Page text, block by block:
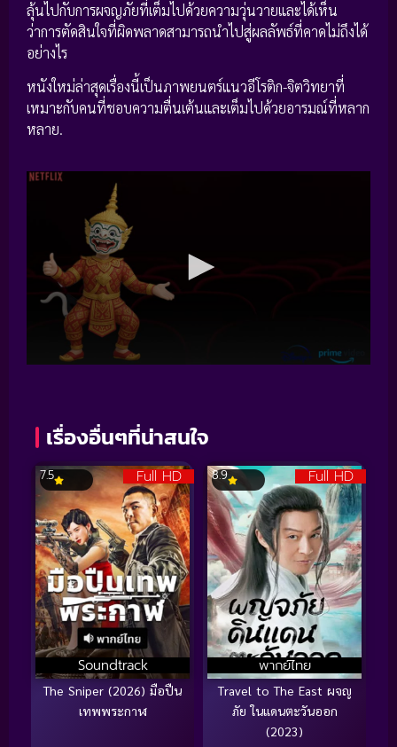
ลุ้นไปกับการผจญภัยที่เต็มไปด้วยความวุ่นวายและได้เห็น
ว่าการตัดสินใจที่ผิดพลาดสามารถนำไปสู่ผลลัพธ์ที่คาดไม่ถึงได้
อย่างไร
หนังใหม่ล่าสุดเรื่องนี้เป็นภาพยนตร์แนวอีโรติก-จิตวิทยาที่
เหมาะกับคนที่ชอบความตื่นเต้นและเต็มไปด้วยอารมณ์ที่หลาก
หลาย.
เรื่องอื่นๆที่น่าสนใจ
Full HD
Soundtrack
7.5
The Sniper (2026) มือปืน
เทพพระกาฬ
Full HD
พากย์ไทย
8.9
Travel to The East ผจญ
ภัย ในแดนตะวันออก
(2023)